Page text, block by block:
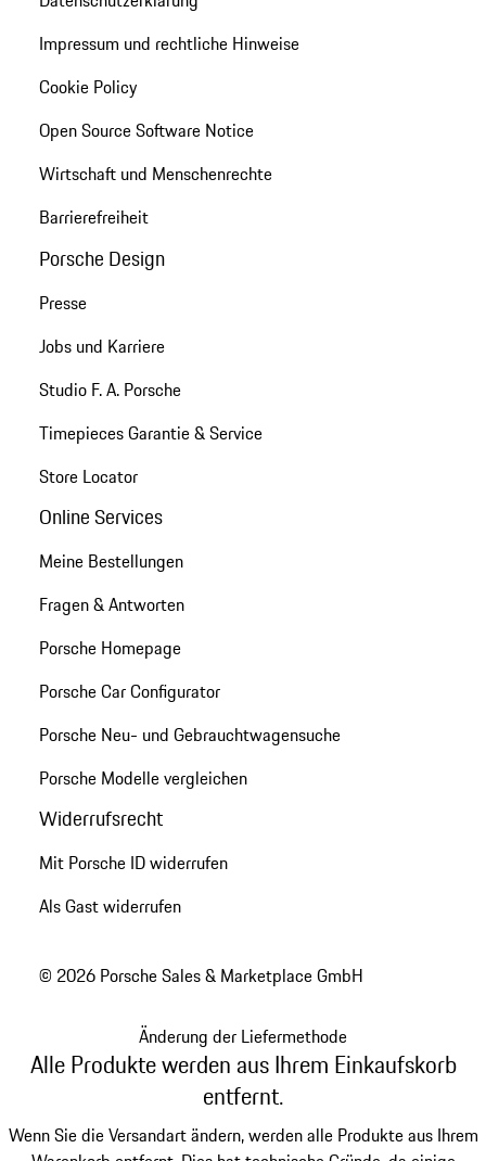
Impressum und rechtliche Hinweise
Cookie Policy
Open Source Software Notice
Wirtschaft und Menschenrechte
Barrierefreiheit
Porsche Design
Presse
Jobs und Karriere
Studio F. A. Porsche
Timepieces Garantie & Service
Store Locator
Online Services
Meine Bestellungen
Fragen & Antworten
Porsche Homepage
Porsche Car Configurator
Porsche Neu- und Gebrauchtwagensuche
Porsche Modelle vergleichen
Widerrufsrecht
Mit Porsche ID widerrufen
Als Gast widerrufen
© 2026 Porsche Sales & Marketplace GmbH
Änderung der Liefermethode
Alle Produkte werden aus Ihrem Einkaufskorb
entfernt.
Wenn Sie die Versandart ändern, werden alle Produkte aus Ihrem